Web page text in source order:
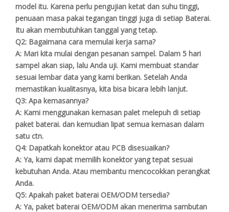
model itu. Karena perlu pengujian ketat dan suhu tinggi,
penuaan masa pakai tegangan tinggi juga di setiap Baterai.
Itu akan membutuhkan tanggal yang tetap.
Q2: Bagaimana cara memulai kerja sama?
A: Mari kita mulai dengan pesanan sampel. Dalam 5 hari
sampel akan siap, lalu Anda uji. Kami membuat standar
sesuai lembar data yang kami berikan. Setelah Anda
memastikan kualitasnya, kita bisa bicara lebih lanjut.
Q3: Apa kemasannya?
A: Kami menggunakan kemasan palet melepuh di setiap
paket baterai. dan kemudian lipat semua kemasan dalam
satu ctn.
Q4: Dapatkah konektor atau PCB disesuaikan?
A: Ya, kami dapat memilih konektor yang tepat sesuai
kebutuhan Anda. Atau membantu mencocokkan perangkat
Anda.
Q5: Apakah paket baterai OEM/ODM tersedia?
A: Ya, paket baterai OEM/ODM akan menerima sambutan